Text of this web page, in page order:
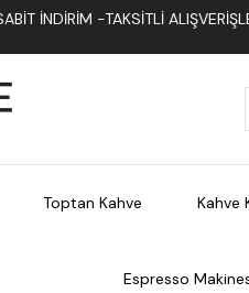
İNDIRIM -TAKSITLI
Toptan Kahve Kahve
Espresso